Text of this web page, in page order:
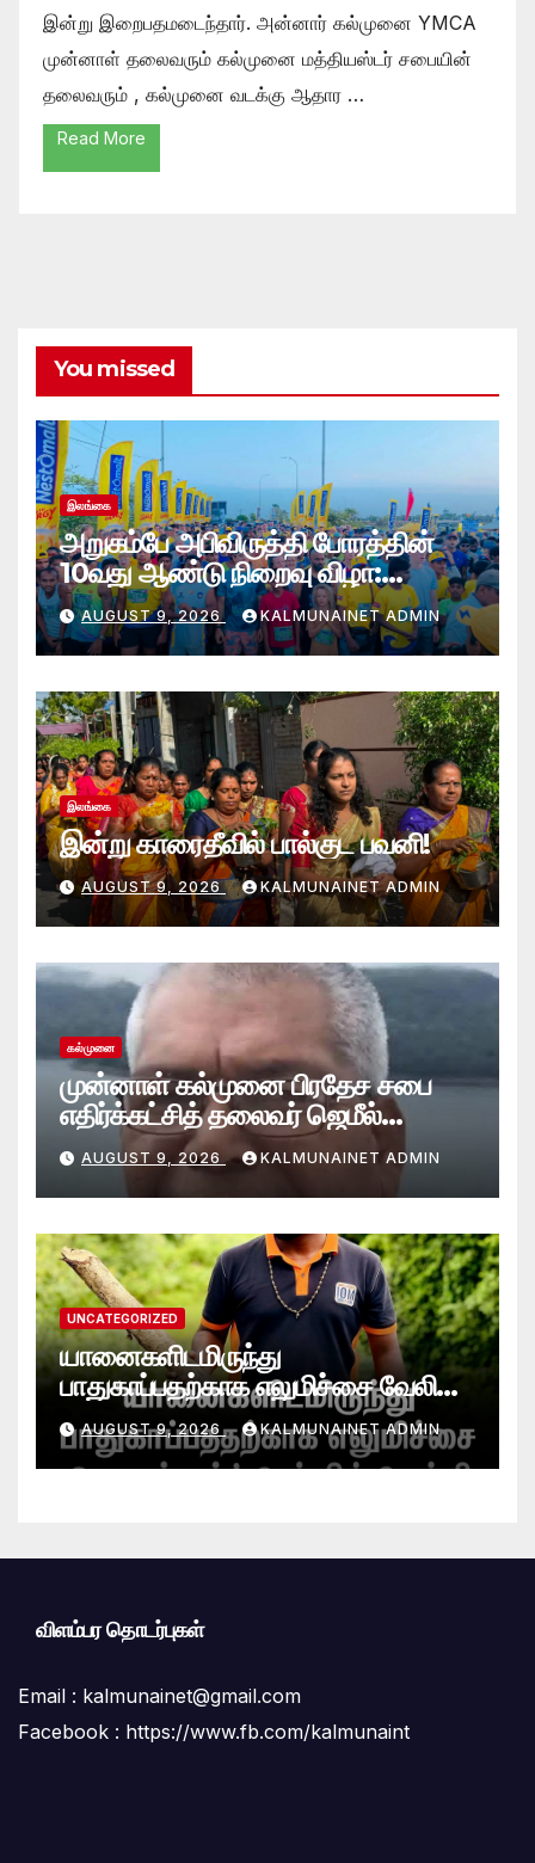
இன்று இறைபதமடைந்தார். அன்னார் கல்முனை YMCA
முன்னாள் தலைவரும் கல்முனை மத்தியஸ்டர் சபையின்
தலைவரும் , கல்முனை வடக்கு ஆதார …
Read More
You missed
இலங்கை
அறுகம்பே அபிவிருத்தி போரத்தின்
10வது ஆண்டு நிறைவு விழா:
அறுகம்பே அரை மரதன் ஓட்டத்தில்
இலங்கை சிவராஜன் முதலிடம்!
AUGUST 9, 2026 KALMUNAINET ADMIN
இலங்கை
இன்று காரைதீவில் பால்குட பவனி!
AUGUST 9, 2026 KALMUNAINET ADMIN
கல்முனை
முன்னாள் கல்முனை பிரதேச சபை
எதிர்க்கட்சித் தலைவர் ஜெமீல்
காலமானார்.!
AUGUST 9, 2026 KALMUNAINET ADMIN
UNCATEGORIZED
யானைகளிடமிருந்து
பாதுகாப்பதற்காக எலுமிச்சை வேலி
அமைத்தல்’ ஆய்வில் வெற்றி
என்கிறார் வினோஜ்குமார்
AUGUST 9, 2026 KALMUNAINET ADMIN
விளம்பர தொடர்புகள்
Email : kalmunainet@gmail.com
Facebook : https://www.fb.com/kalmunaint